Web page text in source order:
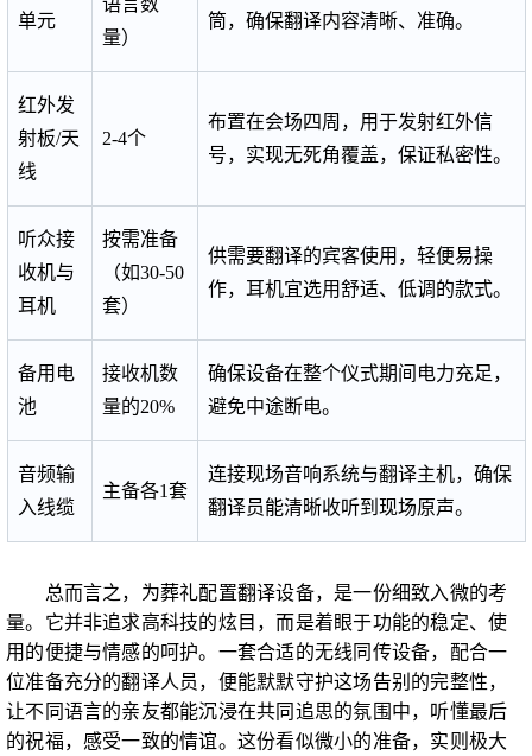
单元
量）
筒，确保翻译内容清晰、准确。
红外发
射板/天
线
2-4个
布置在会场四周，用于发射红外信
号，实现无死角覆盖，保证私密性。
听众接
收机与
耳机
按需准备
（如30-50
套）
供需要翻译的宾客使用，轻便易操
作，耳机宜选用舒适、低调的款式。
备用电
池
接收机数
量的20%
确保设备在整个仪式期间电力充足，
避免中途断电。
音频输
入线缆
主备各1套
连接现场音响系统与翻译主机，确保
翻译员能清晰收听到现场原声。
总而言之，为葬礼配置翻译设备，是一份细致入微的考
量。它并非追求高科技的炫目，而是着眼于功能的稳定、使
用的便捷与情感的呵护。一套合适的无线同传设备，配合一
位准备充分的翻译人员，便能默默守护这场告别的完整性，
让不同语言的亲友都能沉浸在共同追思的氛围中，听懂最后
的祝福，感受一致的情谊。这份看似微小的准备，实则极大